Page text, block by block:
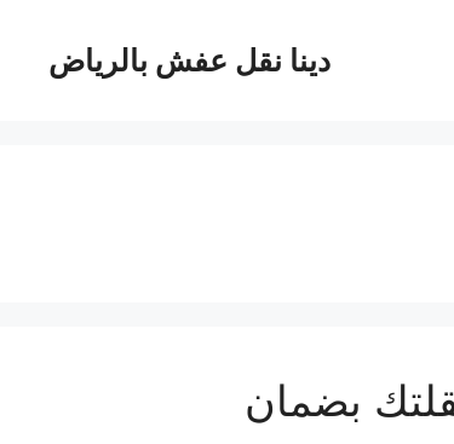
دينا نقل عفش بالرياض
بضمان